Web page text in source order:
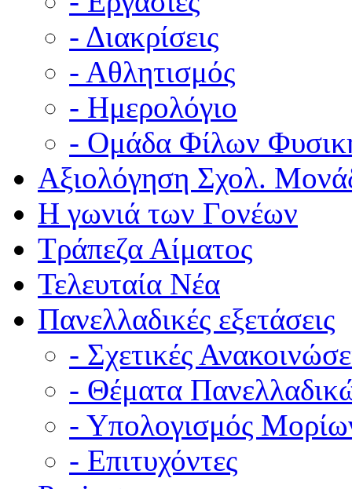
- Διακρίσεις
- Αθλητισμός
- Ημερολόγιο
- Ομάδα Φίλων
Αξιολόγηση Σχολ.
Η γωνιά των Γονέων
Τράπεζα Αίματος
Τελευταία Νέα
Πανελλαδικές εξετάσεις
- Σχετικές
- Θέματα
- Υπολογισμός
- Επιτυχόντες